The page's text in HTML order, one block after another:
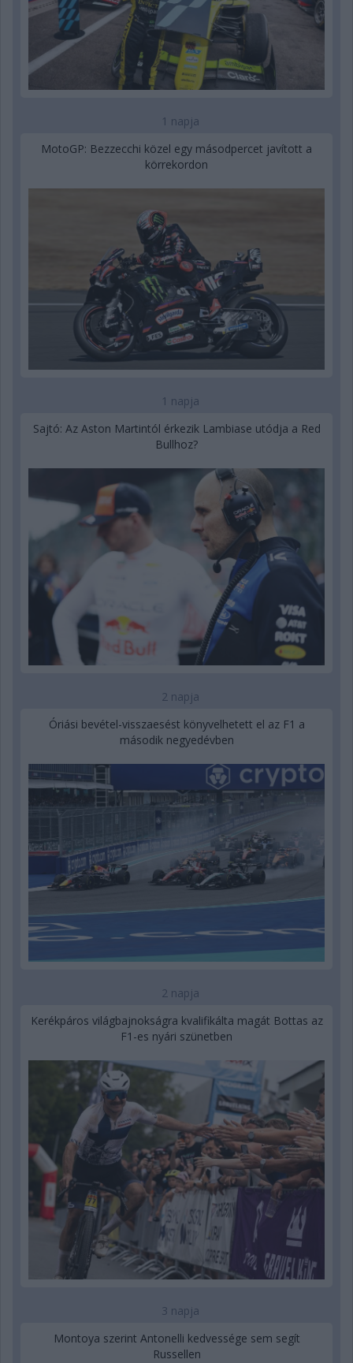
1 napja
MotoGP: Bezzecchi közel egy másodpercet javított a
körrekordon
1 napja
Sajtó: Az Aston Martintól érkezik Lambiase utódja a Red
Bullhoz?
2 napja
Óriási bevétel-visszaesést könyvelhetett el az F1 a
második negyedévben
2 napja
Kerékpáros világbajnokságra kvalifikálta magát Bottas az
F1-es nyári szünetben
3 napja
Montoya szerint Antonelli kedvessége sem segít
Russellen